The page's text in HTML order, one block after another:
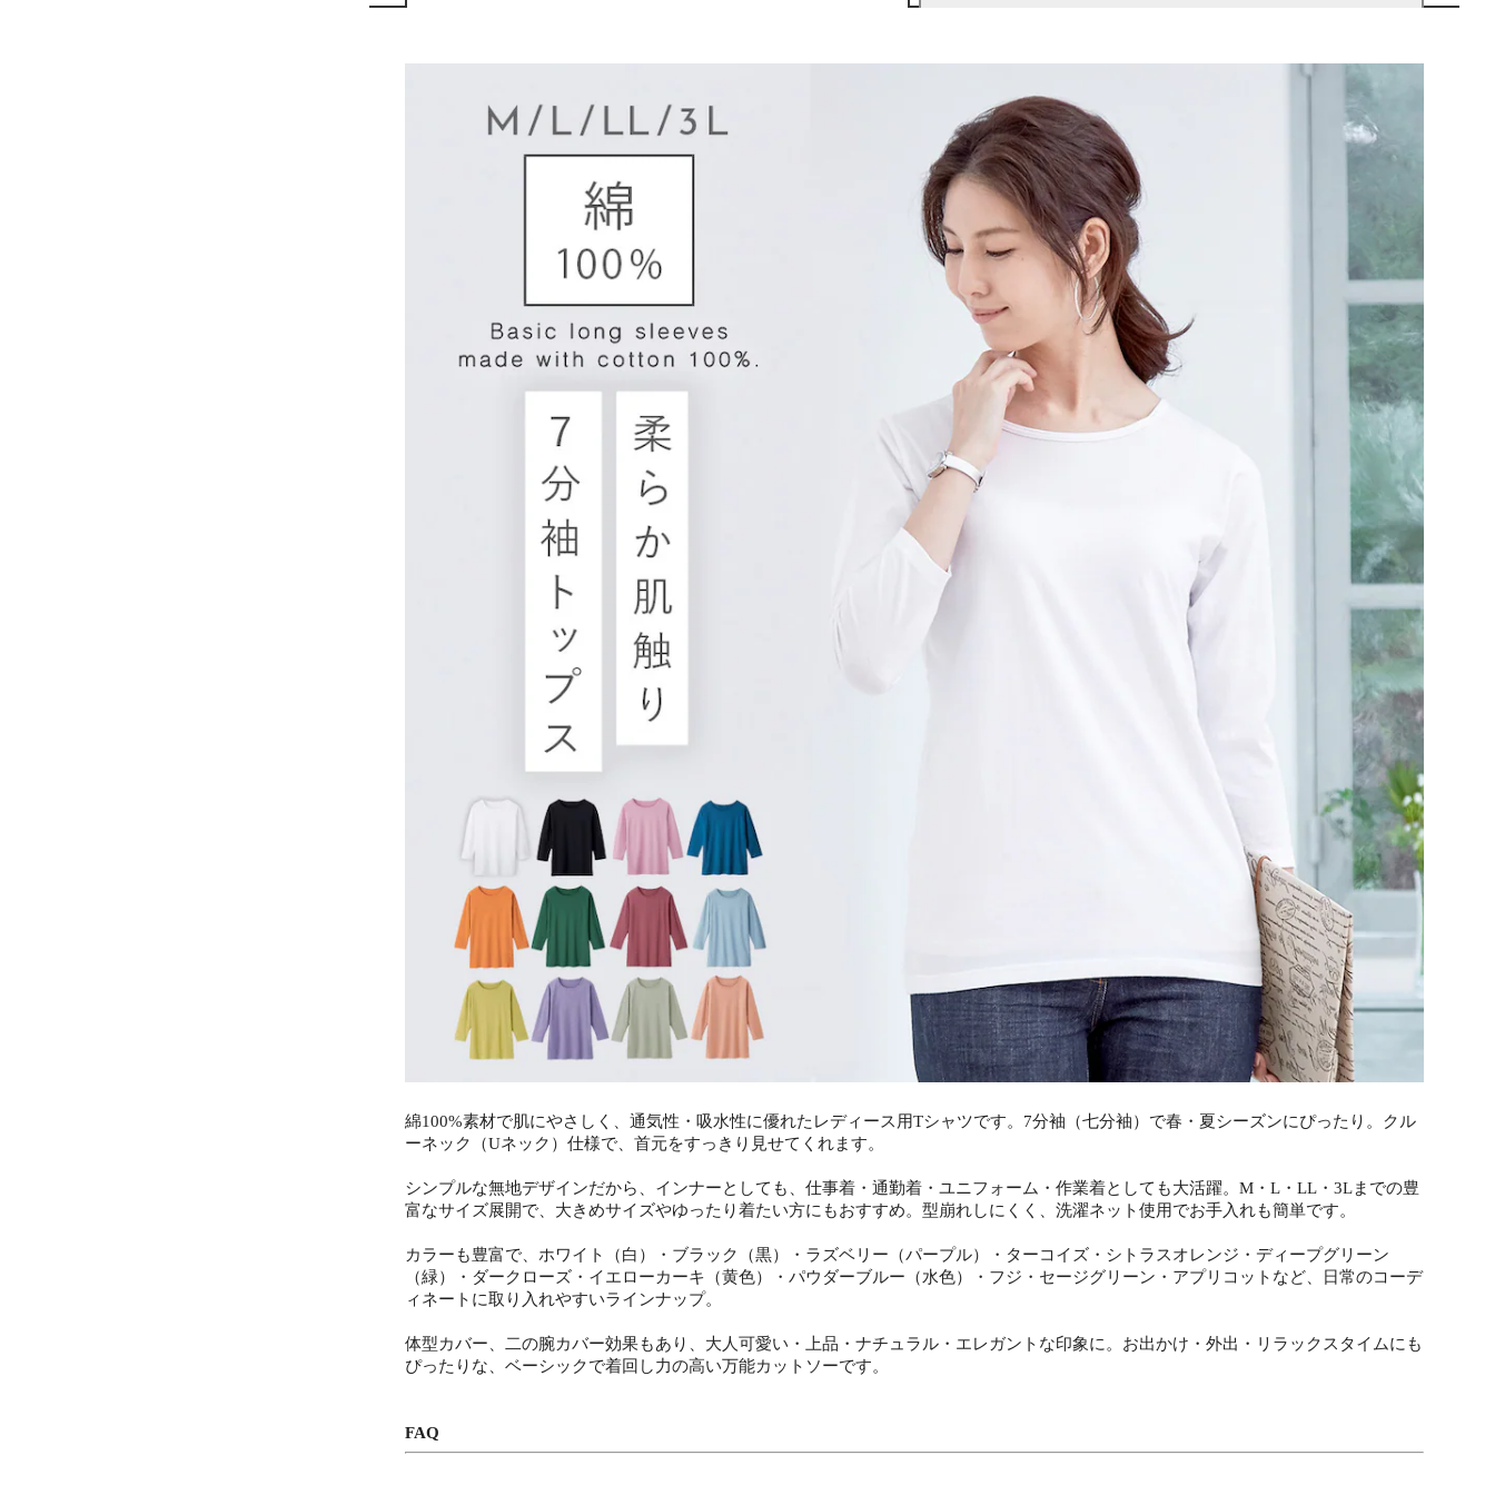
綿100%素材で肌にやさしく、通気性・吸水性に優れたレディース用Tシャツです。7分袖（七分袖）で春・夏シーズンにぴったり。クル
ーネック（Uネック）仕様で、首元をすっきり見せてくれます。
シンプルな無地デザインだから、インナーとしても、仕事着・通勤着・ユニフォーム・作業着としても大活躍。M・L・LL・3Lまでの豊
富なサイズ展開で、大きめサイズやゆったり着たい方にもおすすめ。型崩れしにくく、洗濯ネット使用でお手入れも簡単です。
カラーも豊富で、ホワイト（白）・ブラック（黒）・ラズベリー（パープル）・ターコイズ・シトラスオレンジ・ディープグリーン
（緑）・ダークローズ・イエローカーキ（黄色）・パウダーブルー（水色）・フジ・セージグリーン・アプリコットなど、日常のコーデ
ィネートに取り入れやすいラインナップ。
体型カバー、二の腕カバー効果もあり、大人可愛い・上品・ナチュラル・エレガントな印象に。お出かけ・外出・リラックスタイムにも
ぴったりな、ベーシックで着回し力の高い万能カットソーです。
FAQ